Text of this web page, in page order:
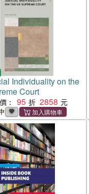
Individuality on the
Court
： 95 2858